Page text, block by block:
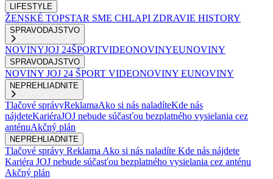
LIFESTYLE
ŽENSKÉ TOPSTAR SME CHLAPI ZDRAVIE HISTORY
SPRAVODAJSTVO
NOVINYJOJ 24ŠPORTVIDEONOVINYEUNOVINY
SPRAVODAJSTVO
NOVINY JOJ 24 ŠPORT VIDEONOVINY EUNOVINY
NEPREHLIADNITE
Tlačové správyReklamaAko si nás naladíteKde nás
nájdeteKariéraJOJ nebude súčasťou bezplatného vysielania cez
anténuAkčný plán
NEPREHLIADNITE
Tlačové správy Reklama Ako si nás naladíte Kde nás nájdete
Kariéra JOJ nebude súčasťou bezplatného vysielania cez anténu
Akčný plán